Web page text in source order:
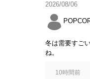
2026/08/06
冬は需要すご
ね。
10時間前